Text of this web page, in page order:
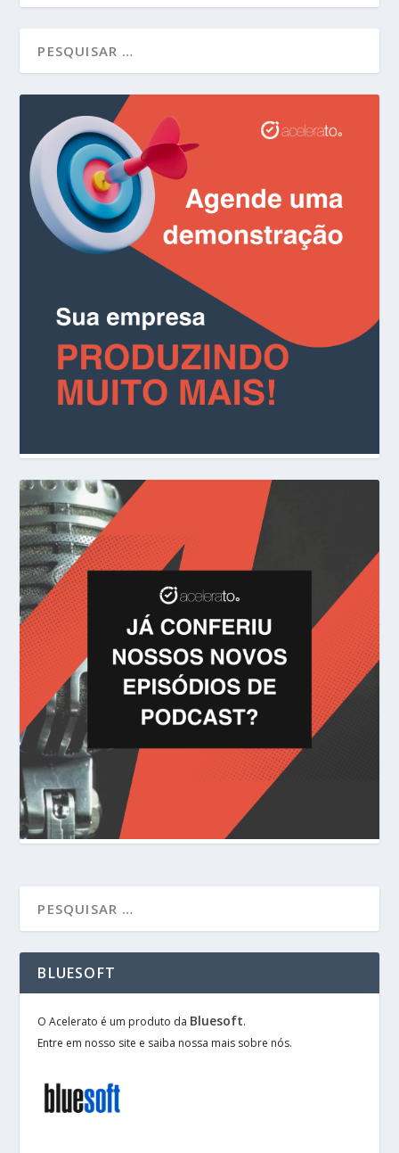
BLUESOFT
O Acelerato é um produto da Bluesoft.
Entre em nosso site e saiba nossa mais sobre nós.